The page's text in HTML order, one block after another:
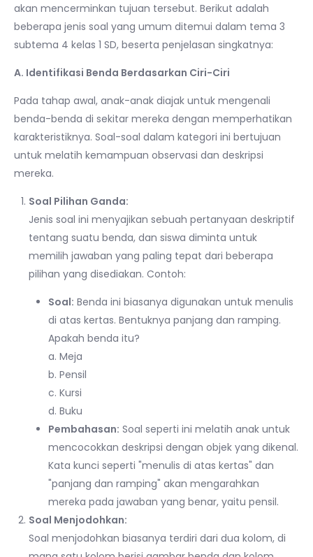
akan mencerminkan tujuan tersebut. Berikut adalah
beberapa jenis soal yang umum ditemui dalam tema 3
subtema 4 kelas 1 SD, beserta penjelasan singkatnya:
A. Identifikasi Benda Berdasarkan Ciri-Ciri
Pada tahap awal, anak-anak diajak untuk mengenali
benda-benda di sekitar mereka dengan memperhatikan
karakteristiknya. Soal-soal dalam kategori ini bertujuan
untuk melatih kemampuan observasi dan deskripsi
mereka.
Soal Pilihan Ganda:
Jenis soal ini menyajikan sebuah pertanyaan deskriptif
tentang suatu benda, dan siswa diminta untuk
memilih jawaban yang paling tepat dari beberapa
pilihan yang disediakan. Contoh:
Soal: Benda ini biasanya digunakan untuk menulis
di atas kertas. Bentuknya panjang dan ramping.
Apakah benda itu?
a. Meja
b. Pensil
c. Kursi
d. Buku
Pembahasan: Soal seperti ini melatih anak untuk
mencocokkan deskripsi dengan objek yang dikenal.
Kata kunci seperti "menulis di atas kertas" dan
"panjang dan ramping" akan mengarahkan
mereka pada jawaban yang benar, yaitu pensil.
Soal Menjodohkan:
Soal menjodohkan biasanya terdiri dari dua kolom, di